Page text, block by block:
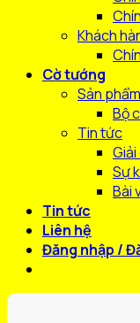
Khách
Cờ tướng
Sản phẩm
Bộ
Tin tức
Sự
Bài
Tin tức
Liên hệ
Đăng nhập /